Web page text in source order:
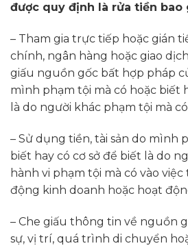
được quy định là rửa tiền bao
– Tham gia trực tiếp hoặc gián
chính, ngân hàng hoặc giao
giấu nguồn gốc bất hợp pháp
mình phạm tội mà có hoặc biết
là do người khác phạm tội mà
– Sử dụng tiền, tài sản do mình
biết hay có cơ sở để biết là do
hành vi phạm tội mà có vào
động kinh doanh hoặc hoạt
– Che giấu thông tin về nguồn
sự, vị trí, quá trình di chuyển